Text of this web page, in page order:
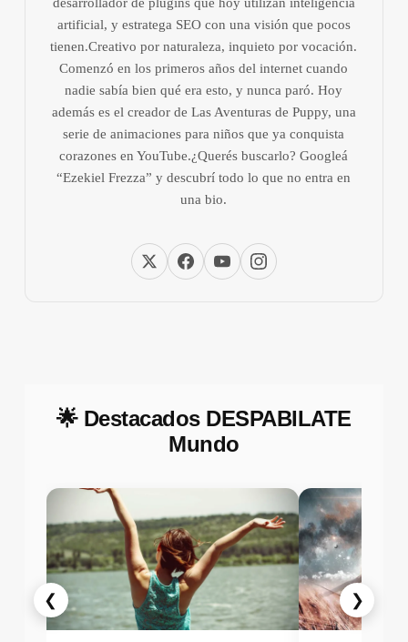
artificial, y estratega SEO con una visión que pocos
tienen.Creativo por naturaleza, inquieto por vocación.
Comenzó en los primeros años del internet cuando
nadie sabía bien qué era esto, y nunca paró. Hoy
además es el creador de Las Aventuras de Puppy, una
serie de animaciones para niños que ya conquista
corazones en YouTube.¿Querés buscarlo? Googleá
“Ezekiel Frezza” y descubrí todo lo que no entra en
una bio.
🌟 Destacados DESPABILATE
Mundo
❮ ❯